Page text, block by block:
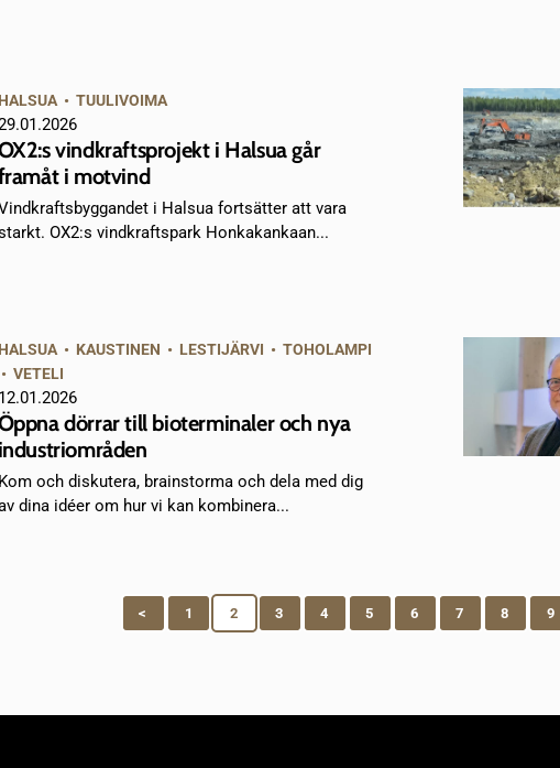
HALSUA• TUULIVOIMA
vindkraftsprojekt i Halsua går
i motvind
i Halsua fortsätter att vara
OX2:s vindkraftspark Honkakankaan...
• KAUSTINEN • LESTIJÄRVI • TOHOLAMPI
VETELI
dörrar till bioterminaler och nya
Kom och diskutera, brainstorma och dela med dig
dina idéer om hur vi kan kombinera...
< 1 2 3 4 5 6 7 8 9